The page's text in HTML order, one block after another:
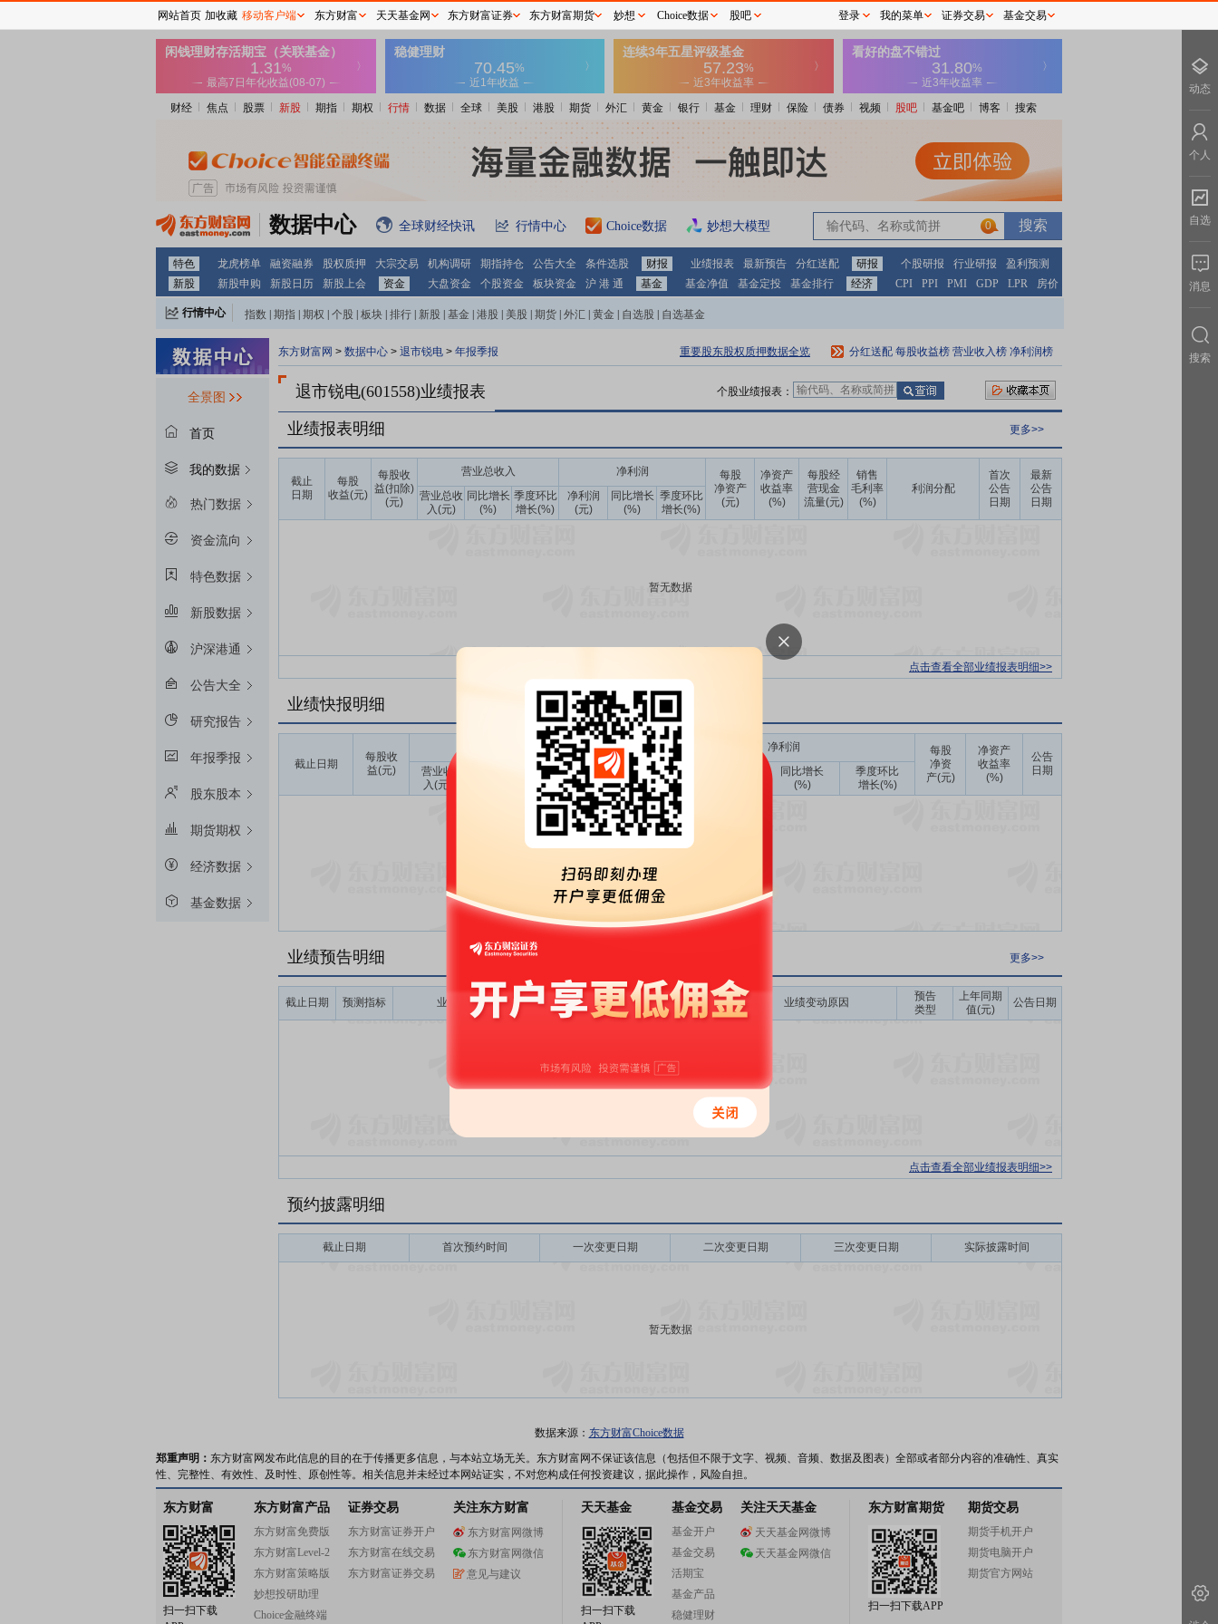
财经 焦点 股票 新股 期指 期权 行情 数据 全球 美股 港股 期货 外汇 黄金 银行 基金 理财 保险 债券 视频 股吧 基金吧 博客 搜索
数据中心 全球财经快讯 行情中心 Choice数据 妙想大模型 0
特色 龙虎榜单 融资融券 股权质押 大宗交易 机构调研 期指持仓 公告大全 条件选股 财报 业绩报表 最新预告 分红送配 研报 个股研报 行业研报
盈利预测
新股
新股申购 新股日历 新股上会 资金 大盘资金 个股资金 板块资金 沪 港 通 基金 基金净值 基金定投 基金排行 经济 CPI PPI PMI GDP LPR 房价
行情中心 指数 期指 期权 个股 板块 排行 新股 基金 港股 美股 期货 外汇 黄金 自选股 自选基金
全景图
首页
我的数据
热门数据
资金流向
特色数据
新股数据
沪深港通
公告大全
研究报告
年报季报
股东股本
期货期权
经济数据
基金数据
东方财富网 > 数据中心 > 退市锐电 > 年报季报 重要股东股权质押数据全览 分红送配 每股收益榜 营业收入榜 净利润榜
退市锐电(601558)业绩报表 个股业绩报表：
业绩报表明细 更多>>
截止
日期
每股
收益(元)
每股收
益(扣除)
(元)
营业总收入 净利润
每股
净资产
(元)
净资产
收益率
(%)
每股经
营现金
流量(元)
销售
毛利率
(%)
利润分配
首次
公告
日期
最新
公告
日期
营业总收
入(元)
同比增长
(%)
季度环比
增长(%)
净利润
(元)
同比增长
(%)
季度环比
增长(%)
暂无数据
点击查看全部业绩报表明细>>
业绩快报明细
截止日期
每股收
益(元)
营业总收入 净利润
每股
净资
产(元)
净资产
收益率
(%)
公告
日期
营业收
入(元)
同比增
长(%)
季度环比
增长(%)
净利润
(元)
同比增长
(%)
季度环比
增长(%)
业绩预告明细 更多>>
截止日期 预测指标 业绩变动 预测数值(元) 业绩变动同比 业绩变动环比 业绩变动原因
预告
类型
上年同期
值(元)
公告日期
暂无数据
点击查看全部业绩报表明细>>
预约披露明细
截止日期 首次预约时间 一次变更日期 二次变更日期 三次变更日期 实际披露时间
暂无数据
数据来源： 东方财富Choice数据
郑重声明： 东方财富网发布此信息的目的在于传播更多信息，与本站立场无关。东方财富网不保证该信息（包括但不限于文字、视频、音频、数据及图表）全部或者部分内容的准确性、真实
性、完整性、有效性、及时性、原创性等。相关信息并未经过本网站证实，不对您构成任何投资建议，据此操作，风险自担。
东方财富
扫一扫下载
东方财富产品
东方财富免费版
东方财富Level-2
东方财富策略版
妙想投研助理
Choice金融终端
证券交易
东方财富证券开户
东方财富在线交易
东方财富证券交易
关注东方财富
东方财富网微博
东方财富网微信
意见与建议
天天基金
扫一扫下载
基金交易
基金开户
基金交易
活期宝
基金产品
稳健理财
关注天天基金
天天基金网微博
天天基金网微信
东方财富期货
扫一扫下载APP
期货交易
期货手机开户
期货电脑开户
期货官方网站
网站首页 加收藏 移动客户端 东方财富 天天基金网 东方财富证券 东方财富期货 妙想 Choice数据 股吧 登录 我的菜单 证券交易 基金交易
动态
个人
自选
消息
搜索